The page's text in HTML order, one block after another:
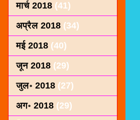
मार्च 2018 (41)
अप्रैल 2018 (34)
मई 2018 (40)
जून 2018 (29)
जुल॰ 2018 (27)
अग॰ 2018 (29)